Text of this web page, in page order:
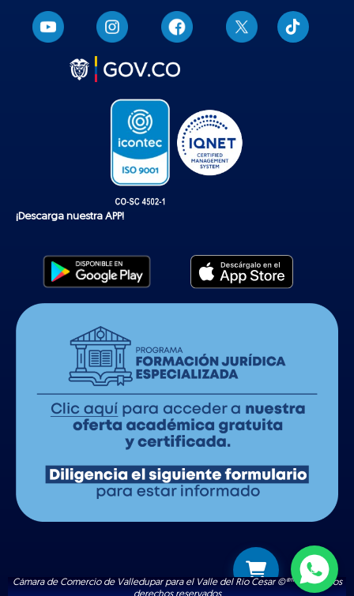
T
i
k
¡Descarga nuestra APP!
Cámara de Comercio de Valledupar para el Valle del Río Cesar ©®™ | Todos los
derechos reservados